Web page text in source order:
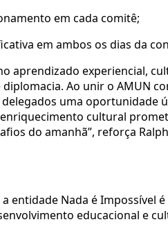
em cada comitê;
em ambos os dias da
aprendizado experiencial,
Ao unir o AMUN
uma oportunidade
cultural
do amanhã”, reforça
entidade Nada é Impossível
educacional e